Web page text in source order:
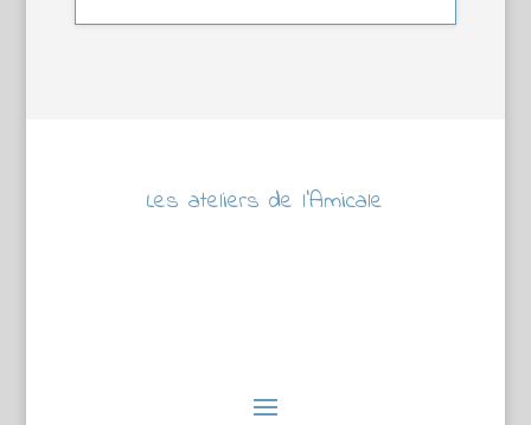
Les ateliers de l’Amicale